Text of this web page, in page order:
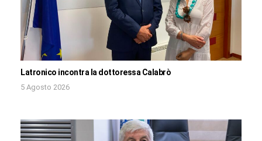
Latronico incontra la dottoressa Calabrò
5 Agosto 2026